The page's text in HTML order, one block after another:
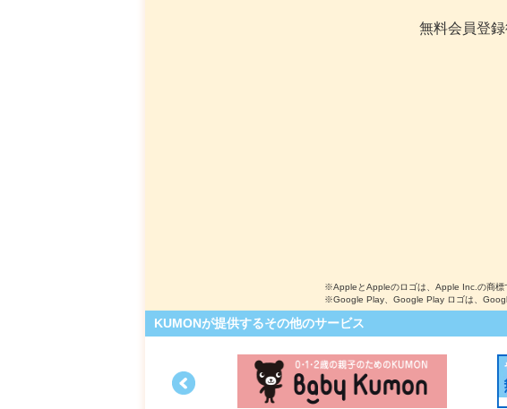
無料会員登
※AppleとAppleのロゴは、Apple Inc.の商標
※Google Play、Google Play ロゴは、
KUMONが提供するその他のサービス